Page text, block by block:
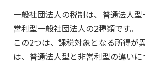
一般社団法人の税制は、普通法人
営利型一般社団法人の2種類です。
この2つは、課税対象となる所得が
は、普通法人型と非営利型の違い